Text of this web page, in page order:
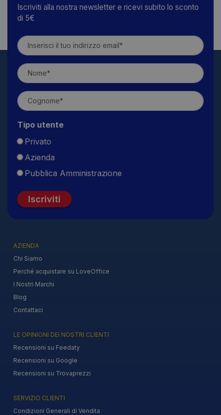
Iscriviti alla nostra newsletter e ricevi subito lo sconto
di 5€
Tipo utente
Privato
Azienda
Pubblica Amministrazione
Iscriviti
AZIENDA
Chi Siamo
Perché acquistare su LoveOffice
I Nostri Marchi
Blog
Contattaci
LE OPINIONI DEI NOSTRI CLIENTI
Recensioni su Feedaty
Recensioni su Google
Recensioni su Trovaprezzi
SERVIZIO CLIENTI
Condizioni Generali di Vendita